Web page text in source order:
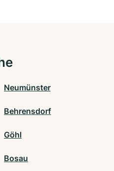
Neumünster
Behrensdorf
Göhl
Bosau